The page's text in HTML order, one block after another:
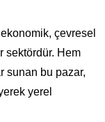
çevresel
sektördür. Hem
sunan bu pazar,
yerel